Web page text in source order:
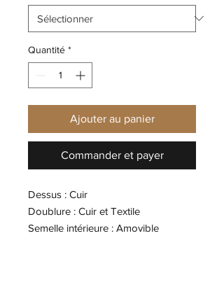
Quantité *
Ajouter au panier
Commander et payer
Dessus : Cuir
Doublure : Cuir et Textile
Semelle intérieure : Amovible